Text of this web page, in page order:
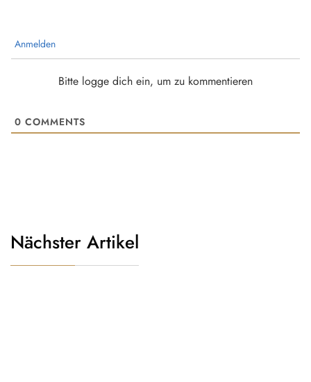
Anmelden
Bitte logge dich ein, um zu kommentieren
0 COMMENTS
Nächster Artikel